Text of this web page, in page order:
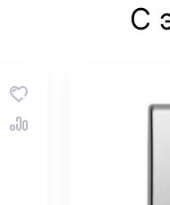
С